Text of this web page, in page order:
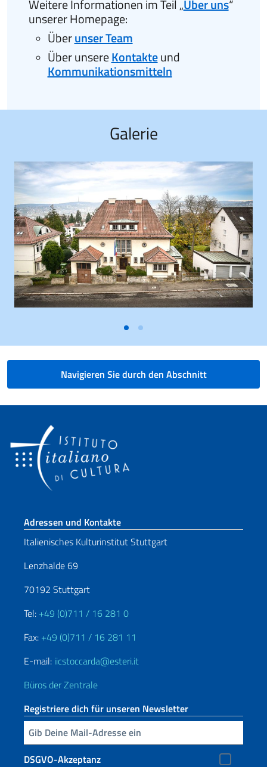
Weitere Informationen im Teil „Über uns“
unserer Homepage:
Überunser Team
Über unsereKontakteund
Kommunikationsmitteln
Galerie
Navigieren Sie durch den Abschnitt
Fußbereich
Adressen und Kontakte
Italienisches Kulturinstitut Stuttgart
Lenzhalde 69
70192 Stuttgart
Tel: +49 (0)711 / 16 281 0
Fax: +49 (0)711 / 16 281 11
E-mail: iicstoccarda@esteri.it
Büros der Zentrale
Registriere dich für unseren Newsletter
Geben Sie Ihre E-Mail ein
DSGVO-Akzeptanz